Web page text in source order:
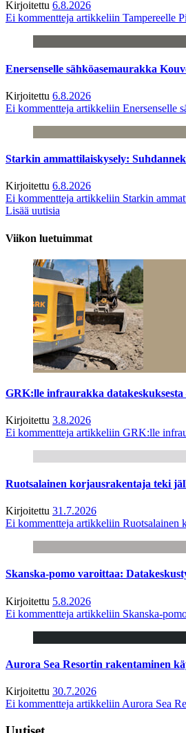
Kirjoitettu 6.8.2026
Ei kommentteja artikkeliin Tampereelle
Enersenselle sähköasemaurakka
Kirjoitettu 6.8.2026
Ei kommentteja artikkeliin Enersenselle
Starkin ammattilaiskysely:
Kirjoitettu 6.8.2026
Ei kommentteja artikkeliin Starkin
Lisää uutisia
Viikon luetuimmat
GRK:lle infraurakka datakeskuksesta
Kirjoitettu 3.8.2026
Ei kommentteja artikkeliin GRK:lle
Ruotsalainen korjausrakentaja teki
Kirjoitettu 31.7.2026
Ei kommentteja artikkeliin Ruotsalainen
Skanska-pomo varoittaa:
Kirjoitettu 5.8.2026
Ei kommentteja artikkeliin Skanska-
Aurora Sea Resortin rakentaminen
Kirjoitettu 30.7.2026
Ei kommentteja artikkeliin Aurora Sea